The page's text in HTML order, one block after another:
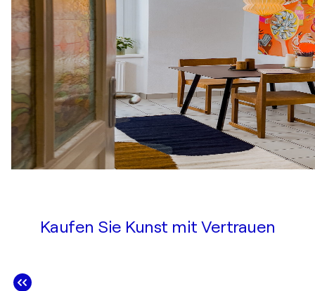
Kaufen Sie Kunst mit Vertrauen